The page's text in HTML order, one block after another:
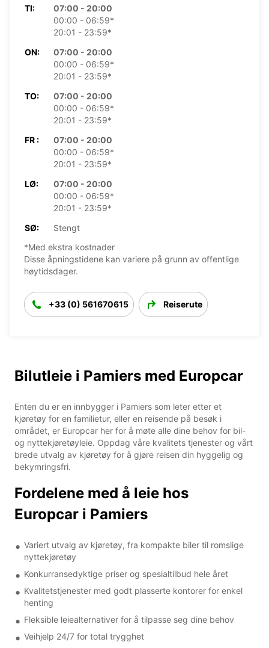
TI:
07:00 - 20:00
00:00 - 06:59*
20:01 - 23:59*
ON:
07:00 - 20:00
00:00 - 06:59*
20:01 - 23:59*
TO:
07:00 - 20:00
00:00 - 06:59*
20:01 - 23:59*
FR :
07:00 - 20:00
00:00 - 06:59*
20:01 - 23:59*
LØ:
07:00 - 20:00
00:00 - 06:59*
20:01 - 23:59*
SØ:
Stengt
*Med ekstra kostnader
Disse åpningstidene kan variere på grunn av offentlige
høytidsdager.
+33 (0) 561670615 Reiserute
Bilutleie i Pamiers med Europcar
Enten du er en innbygger i Pamiers som leter etter et
kjøretøy for en familietur, eller en reisende på besøk i
området, er Europcar her for å møte alle dine behov for bil-
og nyttekjøretøyleie. Oppdag våre kvalitets tjenester og vårt
brede utvalg av kjøretøy for å gjøre reisen din hyggelig og
bekymringsfri.
Fordelene med å leie hos
Europcar i Pamiers
Variert utvalg av kjøretøy, fra kompakte biler til romslige
nyttekjøretøy
Konkurransedyktige priser og spesialtilbud hele året
Kvalitetstjenester med godt plasserte kontorer for enkel
henting
Fleksible leiealternativer for å tilpasse seg dine behov
Veihjelp 24/7 for total trygghet